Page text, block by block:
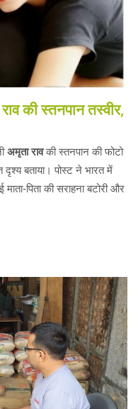
की स्तनपान तस्वीर,
अमृता रावकी स्तनपान की फोटो
बताया। पोस्ट ने भारत में
की सराहना बटोरी और